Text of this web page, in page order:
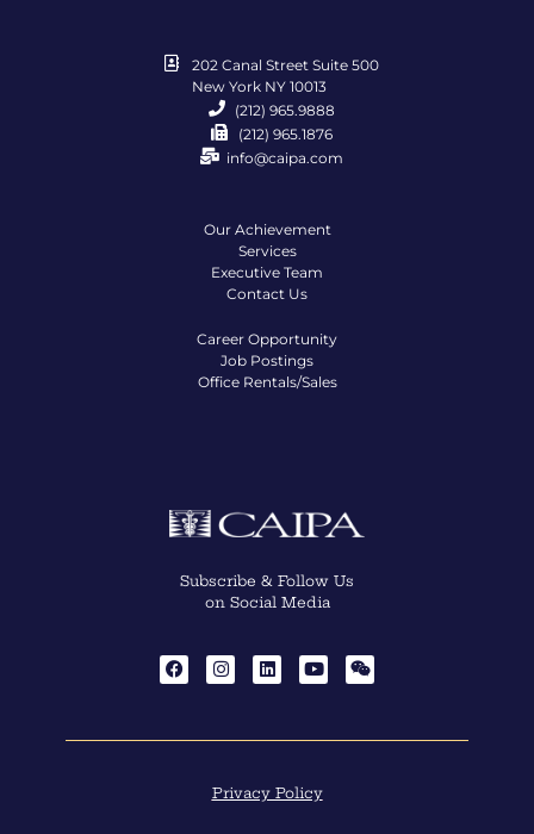
202 Canal Street Suite 500
New York NY 10013
(212) 965.9888
(212) 965.1876
info@caipa.com
Our Achievement
Services
Executive Team
Contact Us
Career Opportunity
Job Postings
Office Rentals/Sales
Subscribe & Follow Us
on Social Media
Privacy Policy